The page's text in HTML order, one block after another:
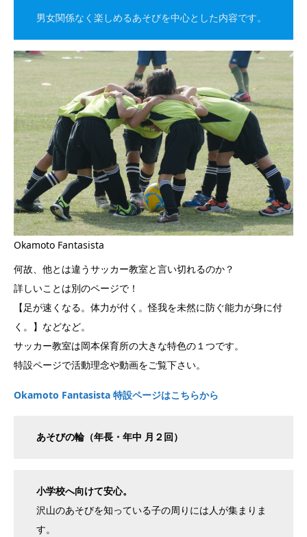
男女関係なく楽しめるあそびを中心とした内容です。
Okamoto Fantasista
何故、他とは違うサッカー教室と言い切れるのか？
詳しいことは別のページで！
【足が速くなる。体力が付く。怪我を未然に防ぐ能力が身に付
く。】などなど。
サッカー教室は岡本保育所の大きな特色の１つです。
特設ページで活動理念や動画をご覧下さい。
Okamoto Fantasista 特設ページはこちらから
あそびの輪（年長・年中 月２回）
小学校へ向けて安心。
沢山のあそびを知っている子の周りには人が集まりま
す。